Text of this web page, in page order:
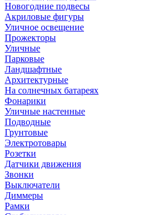
Новогодние подвесы
Акриловые фигуры
Уличное освещение
Прожекторы
Уличные
Парковые
Ландшафтные
Архитектурные
На солнечных батареях
Фонарики
Уличные настенные
Подводные
Грунтовые
Электротовары
Розетки
Датчики движения
Звонки
Выключатели
Диммеры
Рамки